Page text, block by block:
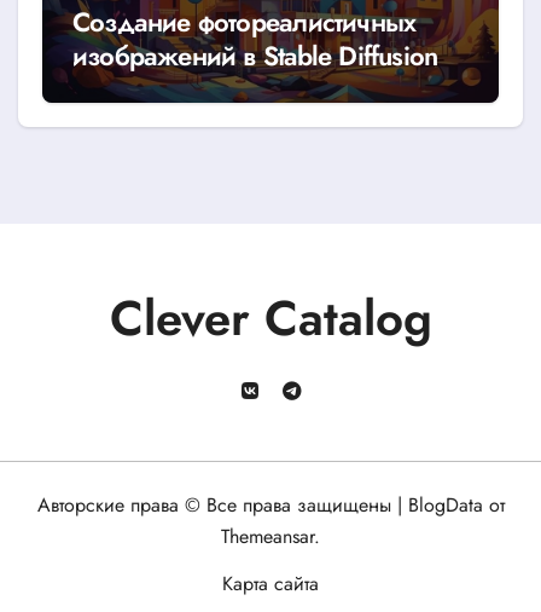
Создание фотореалистичных
изображений в Stable Diffusion
Clever Catalog
Авторские права © Все права защищены | BlogData от
Themeansar.
Карта сайта